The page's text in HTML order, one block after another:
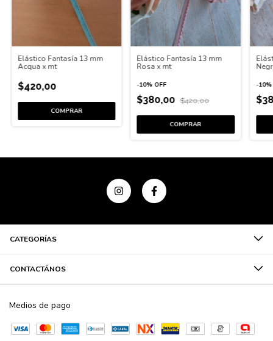
Elástico Fantasía 13 mm
Acqua x mt
$420,00
Elástico Fantasía 13 mm
Rosa x mt
-10%OFF
$380,00 $420,00
-10
CATEGORÍAS
CONTACTÁNOS
Medios de pago